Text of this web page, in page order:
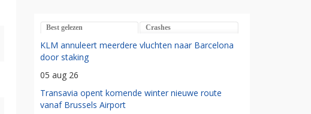
Best gelezen Crashes
KLM annuleert meerdere vluchten naar Barcelona
door staking
05 aug 26
Transavia opent komende winter nieuwe route
vanaf Brussels Airport